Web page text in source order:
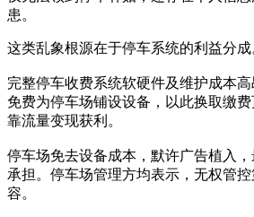
患。
这类乱象根源在于停车系统的利益分成
完整停车收费系统软硬件及维护成本
免费为停车场铺设设备，以此换取缴
靠流量变现获利。
停车场免去设备成本，默许广告植入
承担。停车场管理方均表示，无权管
容。